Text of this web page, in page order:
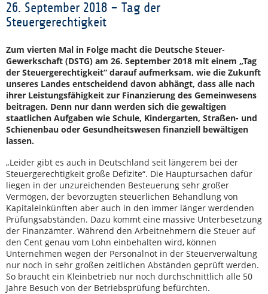
26. September 2018 – Tag der
Steuergerechtigkeit
Zum vierten Mal in Folge macht die Deutsche Steuer-
Gewerkschaft (DSTG) am 26. September 2018 mit einem „Tag
der Steuergerechtigkeit“ darauf aufmerksam, wie die Zukunft
unseres Landes entscheidend davon abhängt, dass alle nach
ihrer Leistungsfähigkeit zur Finanzierung des Gemeinwesens
beitragen. Denn nur dann werden sich die gewaltigen
staatlichen Aufgaben wie Schule, Kindergarten, Straßen- und
Schienenbau oder Gesundheitswesen finanziell bewältigen
lassen.
„Leider gibt es auch in Deutschland seit längerem bei der
Steuergerechtigkeit große Defizite“. Die Hauptursachen dafür
liegen in der unzureichenden Besteuerung sehr großer
Vermögen, der bevorzugten steuerlichen Behandlung von
Kapitaleinkünften aber auch in den immer länger werdenden
Prüfungsabständen. Dazu kommt eine massive Unterbesetzung
der Finanzämter. Während den Arbeitnehmern die Steuer auf
den Cent genau vom Lohn einbehalten wird, können
Unternehmen wegen der Personalnot in der Steuerverwaltung
nur noch in sehr großen zeitlichen Abständen geprüft werden.
So braucht ein Kleinbetrieb nur noch durchschnittlich alle 50
Jahre Besuch von der Betriebsprüfung befürchten.